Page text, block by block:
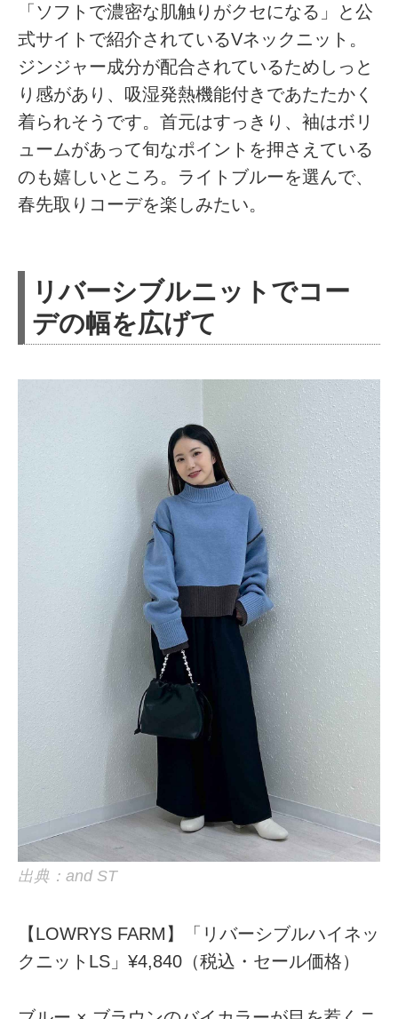
「ソフトで濃密な肌触りがクセになる」と公
式サイトで紹介されているVネックニット。
ジンジャー成分が配合されているためしっと
り感があり、吸湿発熱機能付きであたたかく
着られそうです。首元はすっきり、袖はボリ
ュームがあって旬なポイントを押さえている
のも嬉しいところ。ライトブルーを選んで、
春先取りコーデを楽しみたい。
リバーシブルニットでコー
デの幅を広げて
出典：and ST
【LOWRYS FARM】「リバーシブルハイネッ
クニットLS」¥4,840（税込・セール価格）